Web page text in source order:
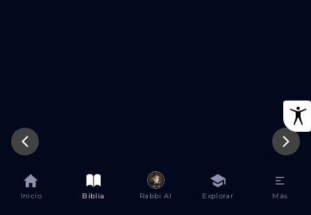
Inicio Biblia Rabbi AI Explorar Más